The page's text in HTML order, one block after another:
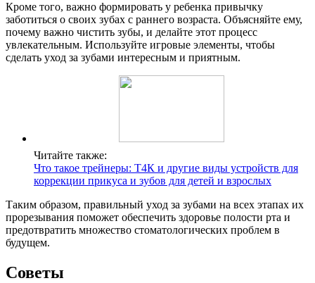
Кроме того, важно формировать у ребенка привычку
заботиться о своих зубах с раннего возраста. Объясняйте ему,
почему важно чистить зубы, и делайте этот процесс
увлекательным. Используйте игровые элементы, чтобы
сделать уход за зубами интересным и приятным.
Читайте также:
Что такое трейнеры: Т4К и другие виды устройств для
коррекции прикуса и зубов для детей и взрослых
Таким образом, правильный уход за зубами на всех этапах их
прорезывания поможет обеспечить здоровье полости рта и
предотвратить множество стоматологических проблем в
будущем.
Советы